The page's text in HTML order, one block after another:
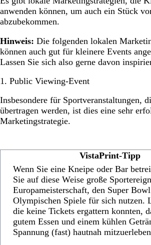
anwenden können, um auch ein Stück
abzubekommen.
Hinweis: Die folgenden lokalen
können auch gut für kleinere Events
Lassen Sie sich also gerne davon
1. Public Viewing-Event
Insbesondere für Sportveranstaltungen,
übertragen werden, ist dies eine sehr
Marketingstrategie.
VistaPrint-Tipp
Wenn Sie eine Kneipe oder Bar
Sie auf diese Weise große
Europameisterschaft, den Super
Olympischen Spiele für sich nutzen.
die keine Tickets ergattern konnten,
gutem Essen und einem kühlen
Spannung (fast) hautnah